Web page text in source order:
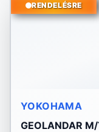
RENDELÉSRE
YOKOHAMA
GEOLANDAR